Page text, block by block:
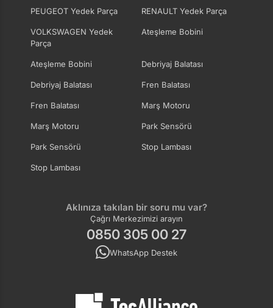
PEUGEOT Yedek Parça RENAULT Yedek Parça
VOLKSWAGEN Yedek
Parça
Ateşleme Bobini
Ateşleme Bobini Debriyaj Balatası
Debriyaj Balatası Fren Balatası
Fren Balatası Marş Motoru
Marş Motoru Park Sensörü
Park Sensörü Stop Lambası
Stop Lambası
Aklınıza takılan bir soru mu var?
Çağrı Merkezimizi arayın
0850 305 00 27
WhatsApp Destek